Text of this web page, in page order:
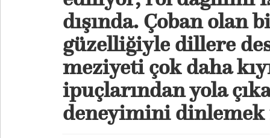
dışında. Çoban olan
güzelliğiyle dillere
meziyeti çok daha
ipuçlarından yola
deneyimini